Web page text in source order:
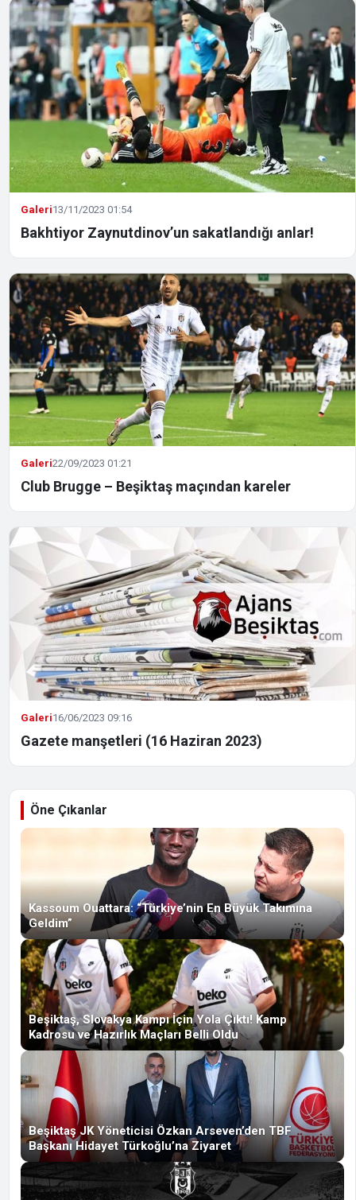
Galeri13/11/2023 01:54
Bakhtiyor Zaynutdinov’un sakatlandığı anlar!
Galeri22/09/2023 01:21
Club Brugge – Beşiktaş maçından kareler
Galeri16/06/2023 09:16
Gazete manşetleri (16 Haziran 2023)
Öne Çıkanlar
Kassoum Ouattara: “Türkiye’nin En Büyük Takımına
Geldim”
Beşiktaş, Slovakya Kampı İçin Yola Çıktı! Kamp
Kadrosu ve Hazırlık Maçları Belli Oldu
Beşiktaş JK Yöneticisi Özkan Arseven’den TBF
Başkanı Hidayet Türkoğlu’na Ziyaret